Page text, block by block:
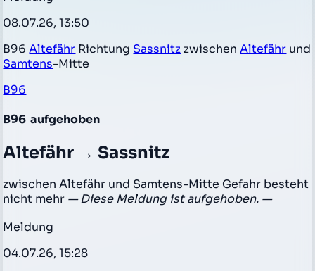
08.07.26, 13:50
B96Altefähr Richtung Sassnitz zwischenAltefähr und
Samtens-Mitte
B96
B96 aufgehoben
Altefähr → Sassnitz
zwischen Altefähr und Samtens-Mitte Gefahr besteht
nicht mehr — Diese Meldung ist aufgehoben. —
Meldung
04.07.26, 15:28